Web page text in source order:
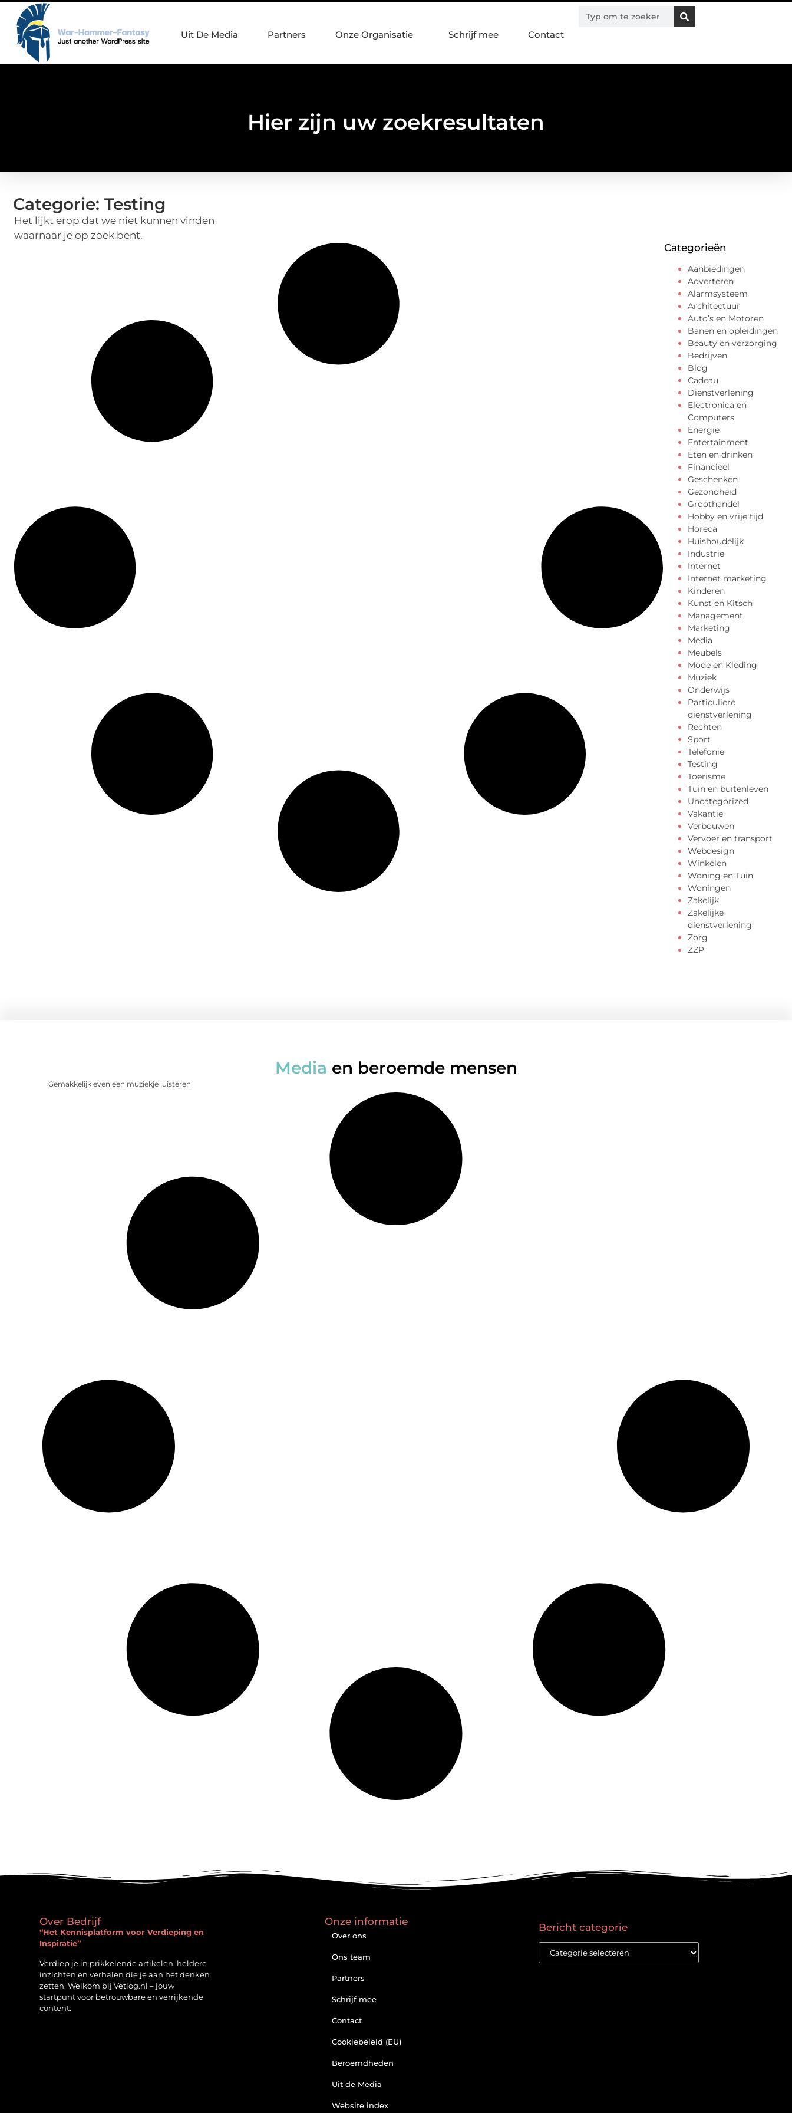
Uit De Media Partners Onze Organisatie Schrijf mee Contact
Hier zijn uw zoekresultaten
Categorie: Testing
Het lijkt erop dat we niet kunnen vinden
waarnaar je op zoek bent.
Categorieën
Aanbiedingen
Adverteren
Alarmsysteem
Architectuur
Auto’s en Motoren
Banen en opleidingen
Beauty en verzorging
Bedrijven
Blog
Cadeau
Dienstverlening
Electronica en
Computers
Energie
Entertainment
Eten en drinken
Financieel
Geschenken
Gezondheid
Groothandel
Hobby en vrije tijd
Horeca
Huishoudelijk
Industrie
Internet
Internet marketing
Kinderen
Kunst en Kitsch
Management
Marketing
Media
Meubels
Mode en Kleding
Muziek
Onderwijs
Particuliere
dienstverlening
Rechten
Sport
Telefonie
Testing
Toerisme
Tuin en buitenleven
Uncategorized
Vakantie
Verbouwen
Vervoer en transport
Webdesign
Winkelen
Woning en Tuin
Woningen
Zakelijk
Zakelijke
dienstverlening
Zorg
ZZP
Media en beroemde mensen
Gemakkelijk even een muziekje luisteren
Over Bedrijf
“Het Kennisplatform voor Verdieping en
Inspiratie”
Verdiep je in prikkelende artikelen, heldere
inzichten en verhalen die je aan het denken
zetten. Welkom bij Vetlog.nl – jouw
startpunt voor betrouwbare en verrijkende
content.
Onze informatie
Over ons
Ons team
Partners
Schrijf mee
Contact
Cookiebeleid (EU)
Beroemdheden
Uit de Media
Website index
Bericht categorie